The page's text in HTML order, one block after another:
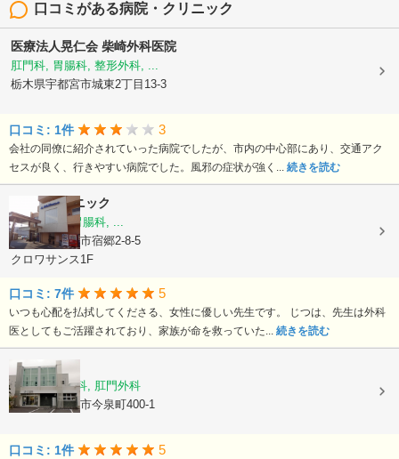
口コミがある病院・クリニック
医療法人晃仁会 柴崎外科医院
肛門科, 胃腸科, 整形外科, ...
栃木県宇都宮市城東2丁目13-3
口コミ: 1件 3
会社の同僚に紹介されていった病院でしたが、市内の中心部にあり、交通アク
セスが良く、行きやすい病院でした。風邪の症状が強く... 続きを読む
かんけクリニック
外科, 内科, 胃腸科, ...
栃木県宇都宮市宿郷2-8-5
クロワサンス1F
口コミ: 7件 5
いつも心配を払拭してくださる、女性に優しい先生です。 じつは、先生は外科
医としてもご活躍されており、家族が命を救っていた... 続きを読む
ほりえ医院
外科, 胃腸内科, 肛門外科
栃木県宇都宮市今泉町400-1
口コミ: 1件 5